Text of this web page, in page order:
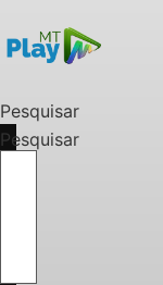
Pesquisar
Pesquisar